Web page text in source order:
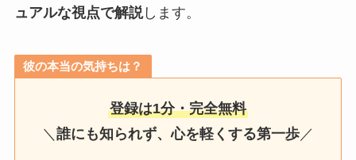
ュアルな視点で解説します。
彼の本当の気持ちは？
登録は1分・完全無料
＼ 誰にも知られず、心を軽くする第一歩／